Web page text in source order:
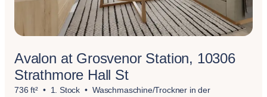
Avalon at Grosvenor Station, 10306
Strathmore Hall St
736 ft² 1. Stock
Waschmaschine/Trockner in der